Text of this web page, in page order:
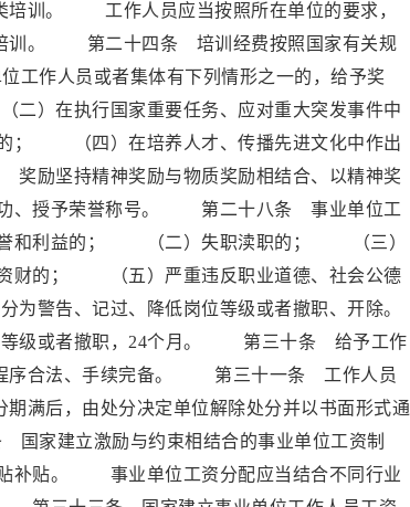
培训。 工作人员应当按照所在单位的要求，
培训。 第二十四条 培训经费按照国家有关规
员或者集体有下列情形之一的，给予奖
在执行国家重要任务、应对重大突发事件中
； （四）在培养人才、传播先进文化中作出
坚持精神奖励与物质奖励相结合、以精神奖
、授予荣誉称号。 第二十八条 事业单位工
誉和利益的； （二）失职渎职的； （三）
财的； （五）严重违反职业道德、社会公德
告、记过、降低岗位等级或者撤职、开除。
等级或者撤职，24个月。 第三十条 给予工作
程序合法、手续完备。 第三十一条 工作人员
满后，由处分决定单位解除处分并以书面形式通
立激励与约束相结合的事业单位工资制
补贴。 事业单位工资分配应当结合不同行业